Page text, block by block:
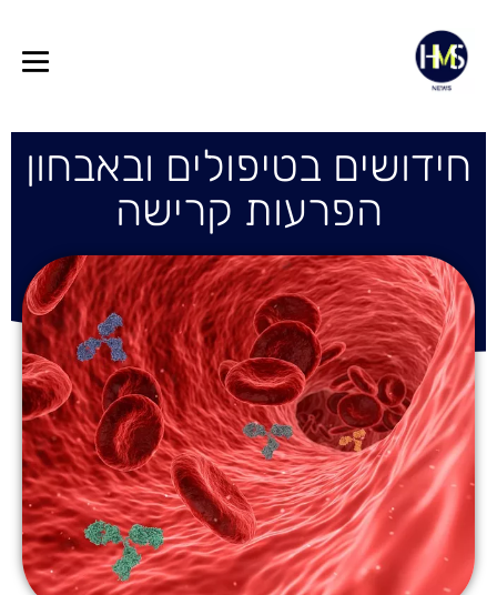
חידושים בטיפולים ובאבחון
הפרעות קרישה